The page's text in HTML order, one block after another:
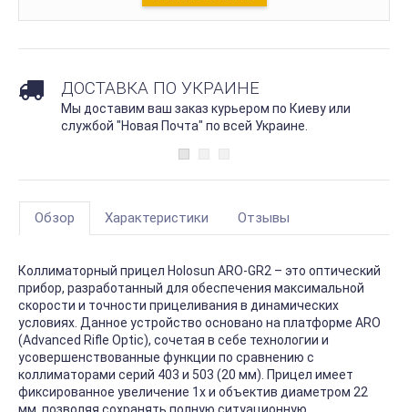
ДОСТАВКА ПО УКРАИНЕ
Мы доставим ваш заказ курьером по Киеву или
службой "Новая Почта" по всей Украине.
Обзор Характеристики Отзывы
Коллиматорный прицел Holosun ARO-GR2 – это оптический
прибор, разработанный для обеспечения максимальной
скорости и точности прицеливания в динамических
условиях. Данное устройство основано на платформе ARO
(Advanced Rifle Optic), сочетая в себе технологии и
усовершенствованные функции по сравнению с
коллиматорами серий 403 и 503 (20 мм). Прицел имеет
фиксированное увеличение 1x и объектив диаметром 22